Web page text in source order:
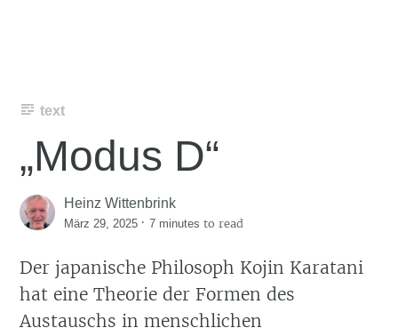
text
„Modus D“
Heinz Wittenbrink
März 29, 2025 ·7 minutes to read
Der japanische Philosoph Kojin Karatani
hat eine Theorie der Formen des
Austauschs in menschlichen